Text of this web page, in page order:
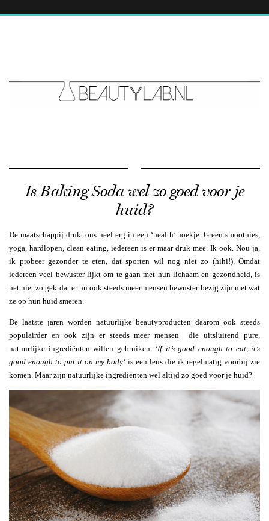
Is Baking Soda wel zo goed voor je
huid?
De maatschappij drukt ons heel erg in een ‘health’ hoekje. Green smoothies,
yoga, hardlopen, clean eating, iedereen is er maar druk mee. Ik ook. Nou ja,
ik probeer gezonder te eten, dat sporten wil nog niet zo (hihi!). Omdat
iedereen veel bewuster lijkt om te gaan met hun lichaam en gezondheid, is
het niet zo gek dat er nu ook steeds meer mensen bewuster bezig zijn met wat
ze op hun huid smeren.
De laatste jaren worden natuurlijke beautyproducten daarom ook steeds
populairder en ook zijn er steeds meer mensen die uitsluitend pure,
natuurlijke ingrediënten willen gebruiken. ‘If it’s good enough to eat, it’s
good enough to put it on my body‘ is een leus die ik regelmatig voorbij zie
komen. Maar zijn natuurlijke ingrediënten wel altijd zo goed voor je huid?